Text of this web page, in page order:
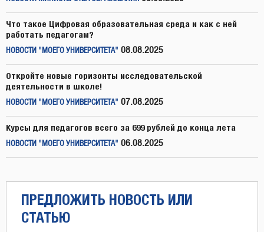
Что такое Цифровая образовательная среда и как с ней
работать педагогам?
НОВОСТИ "МОЕГО УНИВЕРСИТЕТА" 08.08.2025
Откройте новые горизонты исследовательской
деятельности в школе!
НОВОСТИ "МОЕГО УНИВЕРСИТЕТА" 07.08.2025
Курсы для педагогов всего за 699 рублей до конца лета
НОВОСТИ "МОЕГО УНИВЕРСИТЕТА" 06.08.2025
ПРЕДЛОЖИТЬ НОВОСТЬ ИЛИ
СТАТЬЮ